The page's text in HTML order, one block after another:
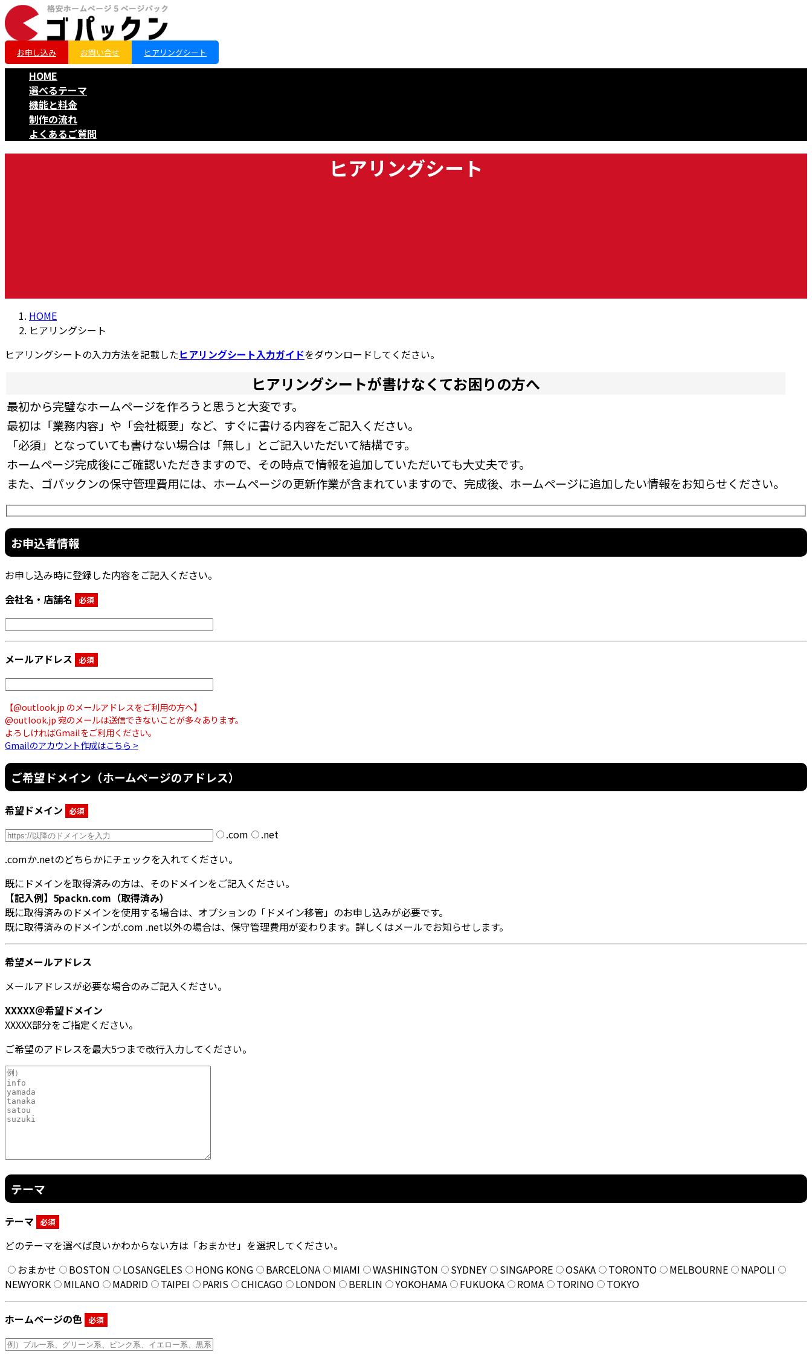
コ
ン
テ
ツ
プ
ナ
ビ
ゲ
シ
動
お申し込み お問い合せ ヒアリングシート
HOME
選べるテーマ
機能と料金
制作の流れ
よくあるご質問
ヒアリングシート
HOME
ヒアリングシート
ヒアリングシートの入力方法を記載したヒアリングシート入力ガイドをダウンロードしてください。
ヒアリングシートが書けなくてお困りの方へ
最初から完璧なホームページを作ろうと思うと大変です。
最初は「業務内容」や「会社概要」など、すぐに書ける内容をご記入ください。
「必須」となっていても書けない場合は「無し」とご記入いただいて結構です。
ホームページ完成後にご確認いただきますので、その時点で情報を追加していただいても大丈夫です。
また、ゴパックンの保守管理費用には、ホームページの更新作業が含まれていますので、完成後、ホームページに追加したい情報をお知らせください。
お申込者情報
お申し込み時に登録した内容をご記入ください。
会社名・店舗名 必須
メールアドレス 必須
【@outlook.jp のメールアドレスをご利用の方へ】
@outlook.jp 宛のメールは送信できないことが多々あります。
よろしければGmailをご利用ください。
Gmailのアカウント作成はこちら >
ご希望ドメイン（ホームページのアドレス）
希望ドメイン 必須
.com
.net
.comか.netのどちらかにチェックを入れてください。
既にドメインを取得済みの方は、そのドメインをご記入ください。
【記入例】5packn.com（取得済み）
既に取得済みのドメインを使用する場合は、オプションの「ドメイン移管」のお申し込みが必要です。
既に取得済みのドメインが.com .net以外の場合は、保守管理費用が変わります。詳しくはメールでお知らせします。
希望メールアドレス
メールアドレスが必要な場合のみご記入ください。
XXXXX＠希望ドメイン
XXXXX部分をご指定ください。
ご希望のアドレスを最大5つまで改行入力してください。
テーマ
テーマ 必須
どのテーマを選べば良いかわからない方は「おまかせ」を選択してください。
おまかせ
BOSTON LOSANGELES HONG KONG BARCELONA MIAMI WASHINGTON SYDNEY SINGAPORE OSAKA TORONTO MELBOURNE
NAPOLI
NEWYORK
MILANO MADRID TAIPEI PARIS CHICAGO LONDON BERLIN YOKOHAMA FUKUOKA ROMA TORINO TOKYO
ホームページの色 必須